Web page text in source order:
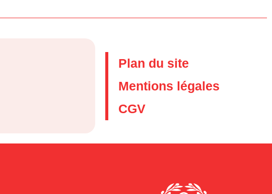
Plan du site
Mentions légales
CGV